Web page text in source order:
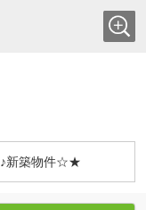
♪新築物件☆★